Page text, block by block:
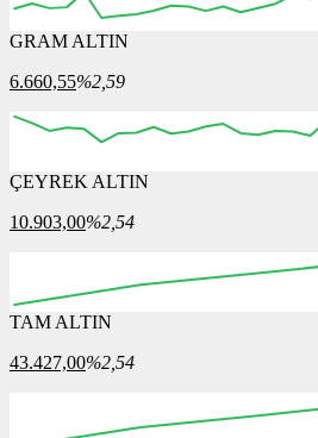
GRAM ALTIN
6.660,55%2,59
ÇEYREK ALTIN
10.903,00%2,54
TAM ALTIN
43.427,00%2,54